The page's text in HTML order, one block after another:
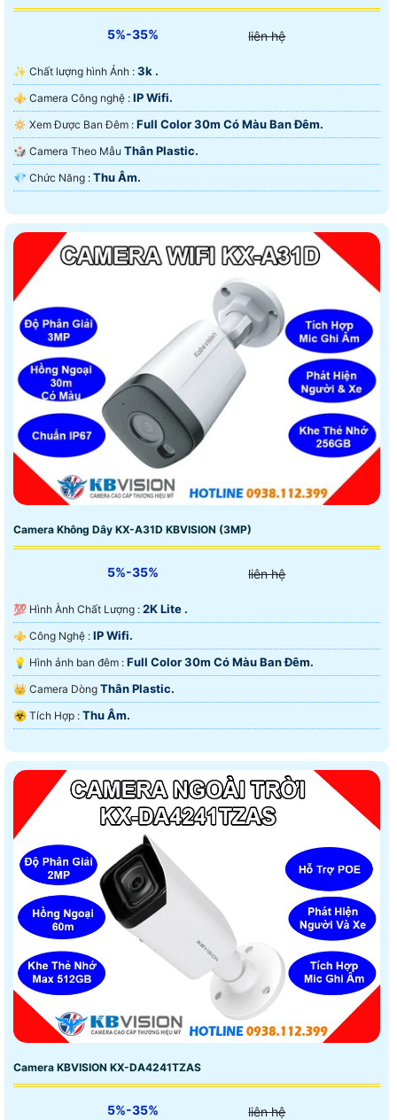
5%-35% liên hệ
✨ Chất lượng hình Ảnh : 3k .
⚜️ Camera Công nghệ : IP Wifi.
🔅 Xem Được Ban Đêm : Full Color 30m Có Màu Ban Ðêm.
🎲 Camera Theo Mẫu Thân Plastic.
️💎 Chức Năng : Thu Âm.
Camera Không Dây KX-A31D KBVISION (3MP)
5%-35% liên hệ
💯 Hình Ành Chất Lượng : 2K Lite .
⚜️ Công Nghệ : IP Wifi.
💡 Hình ảnh ban đêm : Full Color 30m Có Màu Ban Ðêm.
👑 Camera Dòng Thân Plastic.
️☣️ Tích Hợp : Thu Âm.
Camera KBVISION KX-DA4241TZAS
5%-35% liên hệ